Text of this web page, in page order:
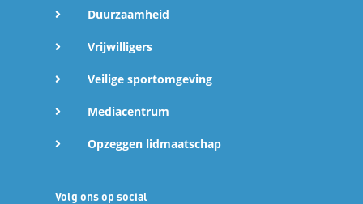
Duurzaamheid
Vrijwilligers
Veilige sportomgeving
Mediacentrum
Opzeggen lidmaatschap
Volg ons op social